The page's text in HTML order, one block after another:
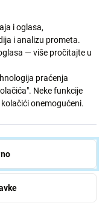
i oglasa,
i analizu prometa.
— više pročitajte u
praćenja
Neke funkcije
onemogućeni.